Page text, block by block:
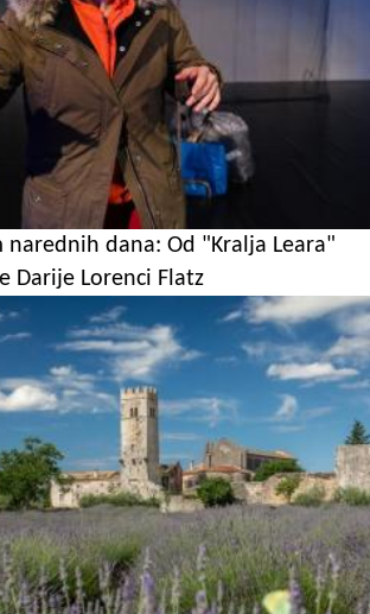
narednih dana: Od "Kralja Leara"
Darije Lorenci Flatz